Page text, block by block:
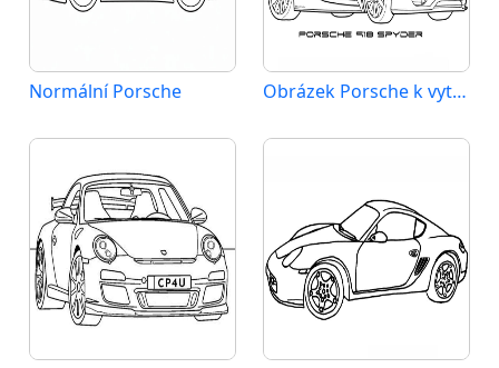
Normální Porsche Obrázek Porsche k vytištění